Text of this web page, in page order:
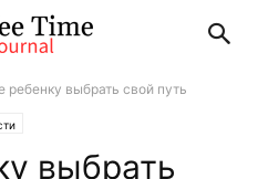
ребенку выбрать свой путь
выбрать